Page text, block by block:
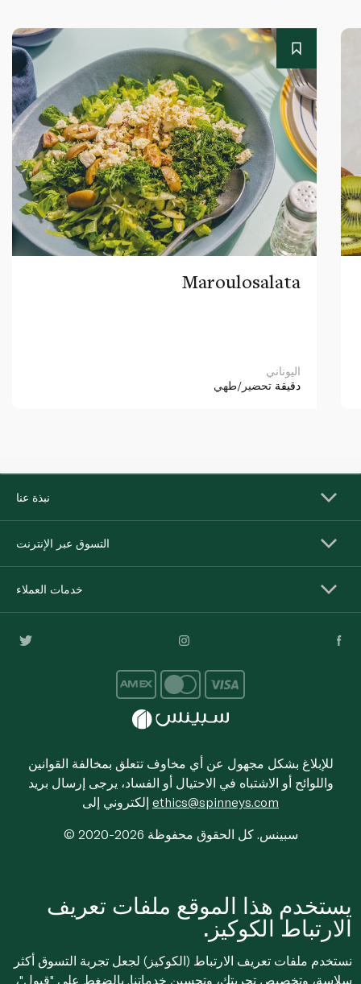
Maroulosalata
اليوناني
دقيقة تحضير/طهي
نبذة عنا
التسوق عبر الإنترنت
خدمات العملاء
للإبلاغ بشكل مجهول عن أي مخاوف تتعلق بمخالفة القوانين
واللوائح أو الاشتباه في الاحتيال أو الفساد، يرجى إرسال بريد
ethics@spinneys.com
© 2020-2026 سبينس. كل الحقوق محفوظة
يستخدم هذا الموقع ملفات تعريف
الارتباط الكوكيز.
نستخدم ملفات تعريف الارتباط (الكوكيز) لجعل تجربة التسوق أكثر
سلاسة، وتخصيص تجربتك، وتحسين خدماتنا. بالضغط على "قبول"،